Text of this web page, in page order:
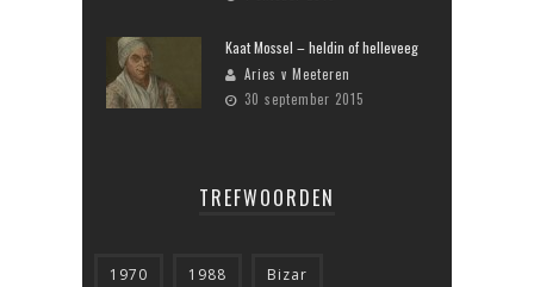
Kaat Mossel – heldin of helleveeg
Aries v Meeteren
30 september 2015
TREFWOORDEN
1970 1988 Bizar